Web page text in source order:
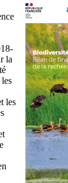
la
les